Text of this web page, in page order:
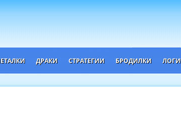
ДРАКИ СТРАТЕГИИ БРОДИЛКИ